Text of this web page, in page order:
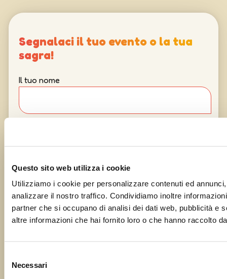
Questo sito web utilizza i cookie
Utilizziamo i cookie per personalizzare contenuti ed
analizzare il nostro traffico. Condividiamo inoltre
partner che si occupano di analisi dei dati web, pubblicità e
altre informazioni che hai fornito loro o che hanno raccolto
delNecessari
Segnalaci il tuo evento o la tua
sagra!
Il tuo nome